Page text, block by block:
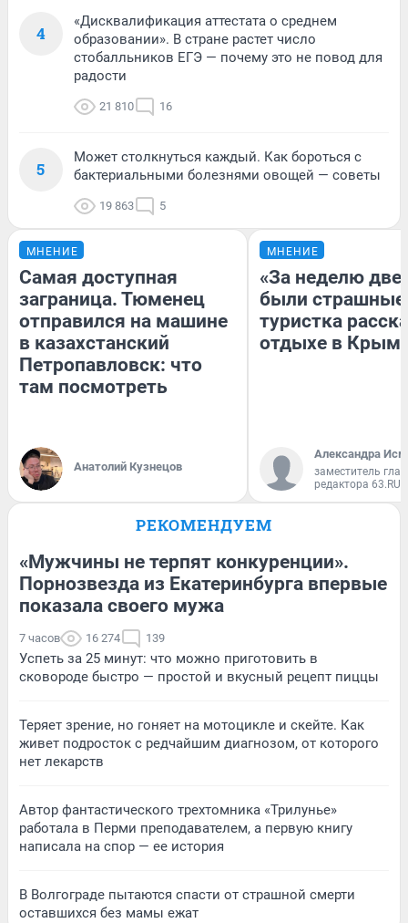
4
«Дисквалификация аттестата о среднем
образовании». В стране растет число
стобалльников ЕГЭ — почему это не повод для
радости
21 810 16
5
Может столкнуться каждый. Как бороться с
бактериальными болезнями овощей — советы
19 863 5
МНЕНИЕ
Самая доступная
заграница. Тюменец
отправился на машине
в казахстанский
Петропавловск: что
там посмотреть
Анатолий Кузнецов
МНЕНИЕ
«За неделю две
были
туристка
отдыхе в
Александра
заместитель
редактора 63.RU
РЕКОМЕНДУЕМ
«Мужчины не терпят конкуренции».
Порнозвезда из Екатеринбурга впервые
показала своего мужа
7 часов 16 274 139
Успеть за 25 минут: что можно приготовить в
сковороде быстро — простой и вкусный рецепт пиццы
Теряет зрение, но гоняет на мотоцикле и скейте. Как
живет подросток с редчайшим диагнозом, от которого
нет лекарств
Автор фантастического трехтомника «Трилунье»
работала в Перми преподавателем, а первую книгу
написала на спор — ее история
В Волгограде пытаются спасти от страшной смерти
оставшихся без мамы ежат